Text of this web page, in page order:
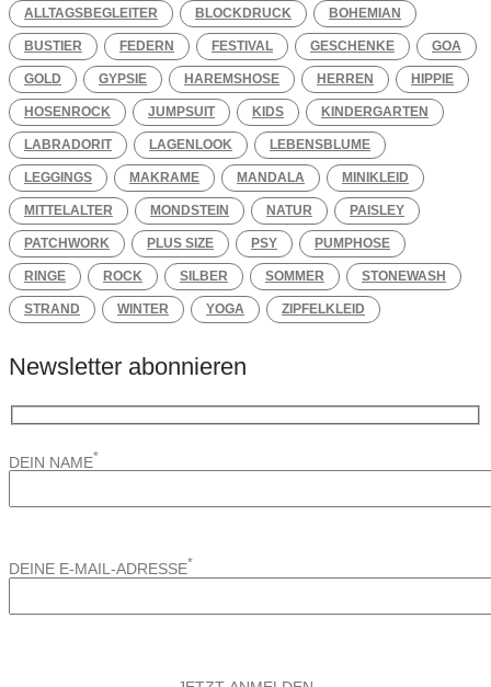
ALLTAGSBEGLEITER BLOCKDRUCK BOHEMIAN
BUSTIER FEDERN FESTIVAL GESCHENKE GOA
GOLD GYPSIE HAREMSHOSE HERREN HIPPIE
HOSENROCK JUMPSUIT KIDS KINDERGARTEN
LABRADORIT LAGENLOOK LEBENSBLUME
LEGGINGS MAKRAME MANDALA MINIKLEID
MITTELALTER MONDSTEIN NATUR PAISLEY
PATCHWORK PLUS SIZE PSY PUMPHOSE
RINGE ROCK SILBER SOMMER STONEWASH
STRAND WINTER YOGA ZIPFELKLEID
Newsletter abonnieren
DEIN NAME*
DEINE E-MAIL-ADRESSE*